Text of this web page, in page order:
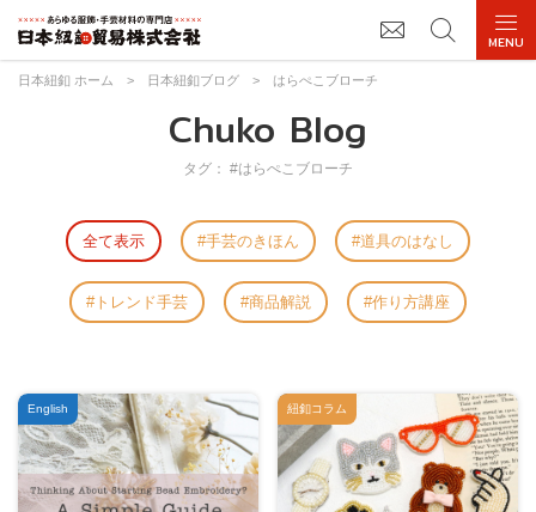
日本紐釦 ホーム > 日本紐釦ブログ > はらぺこブローチ
Chuko Blog
タグ： #はらぺこブローチ
全て表示 手芸のきほん 道具のはなし
トレンド手芸 商品解説 作り方講座
English 紐釦コラム